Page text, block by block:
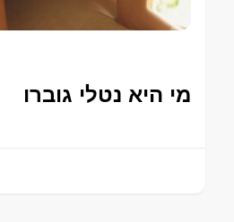
מי היא נטלי גוברו